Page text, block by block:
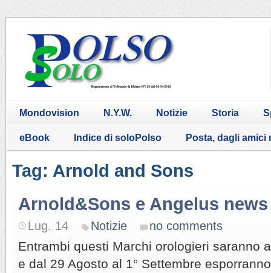
Mondovision N.Y.W. Notizie Storia
eBook Indice di soloPolso Posta, dagli amici
Tag: Arnold and Sons
Arnold&Sons e Angelus news
Lug. 14 Notizie no comments
Entrambi questi Marchi orologieri saranno
e dal 29 Agosto al 1° Settembre